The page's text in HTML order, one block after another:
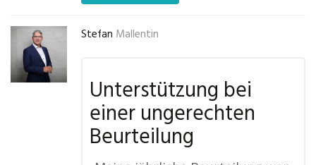
Stefan Mallentin
Unterstützung bei
einer ungerechten
Beurteilung